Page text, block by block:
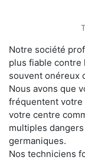
Notre société
plus fiable contre
souvent onéreux
Nous avons que
fréquentent votre
votre centre
multiples
germaniques.
Nos techniciens